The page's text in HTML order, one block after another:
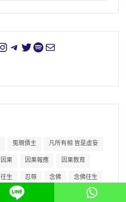
冤親債主 凡所有相 皆是虛妄
因果 因果報應 因果教育
往生 忍辱 念佛 念佛往生
放下 智慧